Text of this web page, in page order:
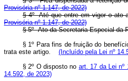
Provisória nº 1.147, de 2022)
§ 4º Até que entre em vigor o ato
Provisória nº 1.147, de 2022)
§ 5º Ato da Secretaria Especial da
§ 1º Para fins de fruição do
trata este artigo. (Incluído pela Lei nº
§ 2º O disposto no art. 17 da Lei nº
14.592, de 2023)